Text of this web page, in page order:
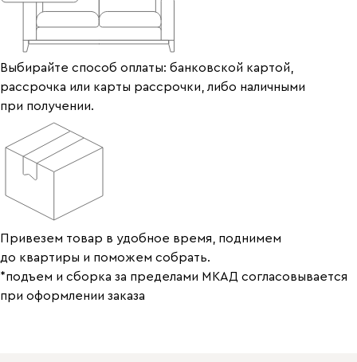
Выбирайте способ оплаты: банковской картой,
рассрочка или карты рассрочки, либо наличными
при получении.
Привезем товар в удобное время, поднимем
до квартиры и поможем собрать.
*подъем и сборка за пределами МКАД согласовывается
при оформлении заказа